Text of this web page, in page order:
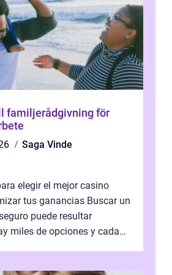
familjerådgivning för
Saga Vinde
elegir el mejor casino
tus ganancias Buscar un
puede resultar
miles de opciones y cada